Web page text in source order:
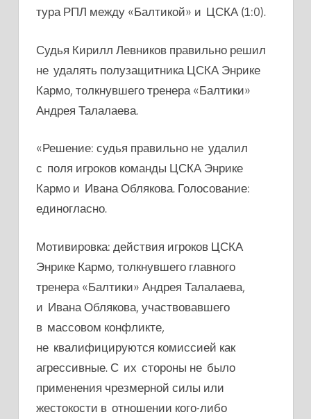
тура РПЛ между «Балтикой» и ЦСКА (1:0).
Судья Кирилл Левников правильно решил
не удалять полузащитника ЦСКА Энрике
Кармо, толкнувшего тренера «Балтики»
Андрея Талалаева.
«Решение: судья правильно не удалил
с поля игроков команды ЦСКА Энрике
Кармо и Ивана Облякова. Голосование:
единогласно.
Мотивировка: действия игроков ЦСКА
Энрике Кармо, толкнувшего главного
тренера «Балтики» Андрея Талалаева,
и Ивана Облякова, участвовавшего
в массовом конфликте,
не квалифицируются комиссией как
агрессивные. С их стороны не было
применения чрезмерной силы или
жестокости в отношении кого-либо